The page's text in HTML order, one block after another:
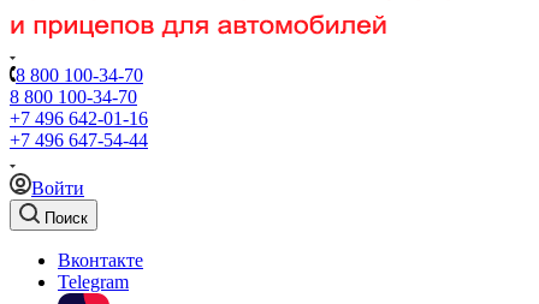
8 800 100-34-70
8 800 100-34-70
+7 496 642-01-16
+7 496 647-54-44
Войти
Поиск
Вконтакте
Telegram